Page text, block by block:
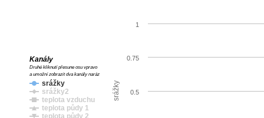
srážky
srážky
srážky2
teplota vzduchu
teplota půdy 1
Kanály
Druhé kliknutí přesune osu vpravo
a umožní zobrazit dva kanály naráz
0.5
0.75
1